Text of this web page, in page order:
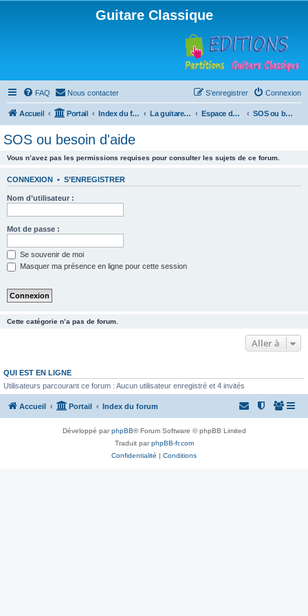
Guitare Classique
FAQ Nous contacter Connexion
S’enregistrer
Accueil Portail Index du forum La guitare : instrument, cours et théorie Espace débutants SOS ou besoin d'aide
SOS ou besoin d'aide
Vous n’avez pas les permissions requises pour consulter les sujets de ce forum.
CONNEXION • S’ENREGISTRER
Nom d’utilisateur :
Mot de passe :
Se souvenir de moi
Masquer ma présence en ligne pour cette session
Cette catégorie n’a pas de forum.
Aller à
QUI EST EN LIGNE
Utilisateurs parcourant ce forum : Aucun utilisateur enregistré et 4 invités
Accueil Portail Index du forum
Développé parphpBB® Forum Software © phpBB Limited
Traduit parphpBB-fr.com
Confidentialité | Conditions